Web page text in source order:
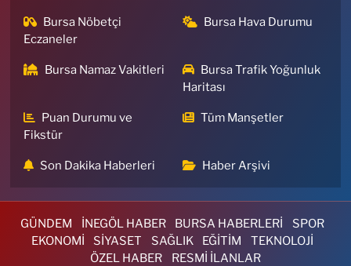
Bursa Nöbetçi
Eczaneler
Bursa Hava Durumu
Bursa Namaz Vakitleri
Bursa Trafik Yoğunluk
Haritası
Puan Durumu ve
Fikstür
Tüm Manşetler
Son Dakika Haberleri Haber Arşivi
GÜNDEM İNEGÖL HABER BURSA HABERLERİ
SPOR
EKONOMİ
SİYASET SAĞLIK EĞİTİM
TEKNOLOJİ
ÖZEL HABER
RESMİ İLANLAR